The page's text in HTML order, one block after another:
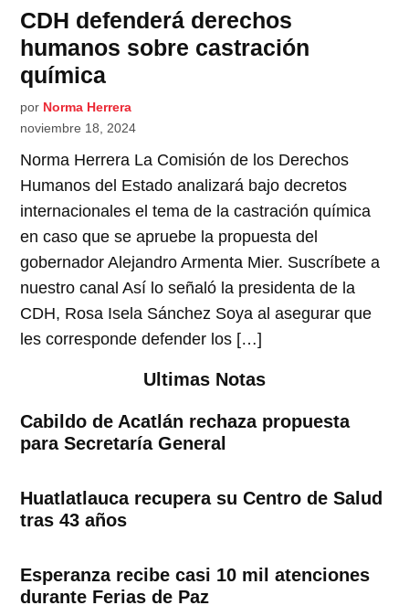
CDH defenderá derechos
humanos sobre castración
química
por Norma Herrera
noviembre 18, 2024
Norma Herrera La Comisión de los Derechos
Humanos del Estado analizará bajo decretos
internacionales el tema de la castración química
en caso que se apruebe la propuesta del
gobernador Alejandro Armenta Mier. Suscríbete a
nuestro canal Así lo señaló la presidenta de la
CDH, Rosa Isela Sánchez Soya al asegurar que
les corresponde defender los […]
Ultimas Notas
Cabildo de Acatlán rechaza propuesta
para Secretaría General
Huatlatlauca recupera su Centro de Salud
tras 43 años
Esperanza recibe casi 10 mil atenciones
durante Ferias de Paz